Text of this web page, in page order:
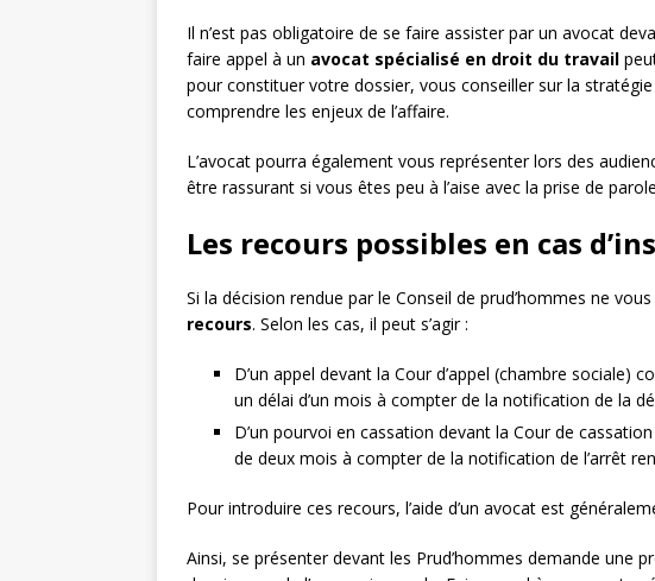
Il n’est pas obligatoire de se faire assister par un avocat
faire appel à un avocat spécialisé en droit du travail
pour constituer votre dossier, vous conseiller sur la
comprendre les enjeux de l’affaire.
L’avocat pourra également vous représenter lors des
être rassurant si vous êtes peu à l’aise avec la prise de
Les recours possibles en cas
Si la décision rendue par le Conseil de prud’hommes ne
recours. Selon les cas, il peut s’agir :
D’un appel devant la Cour d’appel (chambre
un délai d’un mois à compter de la notification de la
D’un pourvoi en cassation devant la Cour de
de deux mois à compter de la notification de l’arrêt
Pour introduire ces recours, l’aide d’un avocat est
Ainsi, se présenter devant les Prud’hommes demande une